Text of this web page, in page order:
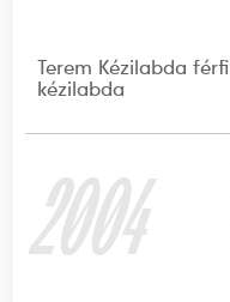
Terem Kézilabda férfi
kézilabda
2004